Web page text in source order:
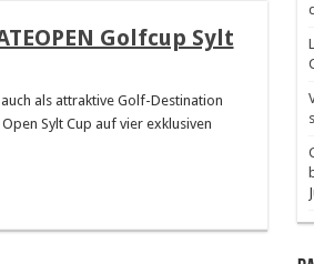
Golfcup Sylt
als attraktive Golf-Destination
Sylt Cup auf vier exklusiven